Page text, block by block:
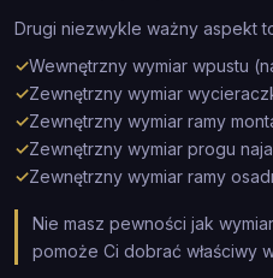
Drugi niezwykle ważny aspekt
✓Wewnętrzny wymiar wpustu
✓Zewnętrzny wymiar
✓Zewnętrzny wymiar ramy
✓Zewnętrzny wymiar progu
✓Zewnętrzny wymiar ramy
Nie masz pewności jak
pomoże Ci dobrać właściwy